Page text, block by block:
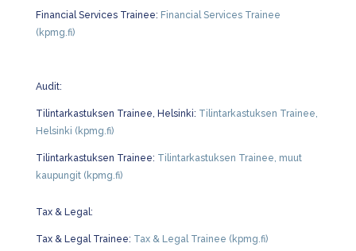
Financial Services Trainee: Financial Services Trainee
(kpmg.fi)
Audit:
Tilintarkastuksen Trainee, Helsinki: Tilintarkastuksen Trainee,
Helsinki (kpmg.fi)
Tilintarkastuksen Trainee: Tilintarkastuksen Trainee, muut
kaupungit (kpmg.fi)
Tax & Legal:
Tax & Legal Trainee: Tax & Legal Trainee (kpmg.fi)